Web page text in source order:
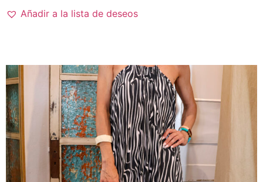
Añadir a la lista de deseos